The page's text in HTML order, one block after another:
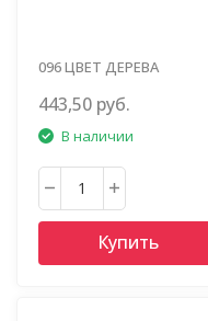
096 ЦВЕТ ДЕРЕВА
443,50 руб.
В наличии
Купить